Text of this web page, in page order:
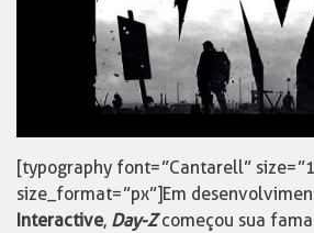
[typography font=”Cantarell”
size_format=”px”]Em
Interactive, Day-Z começou sua